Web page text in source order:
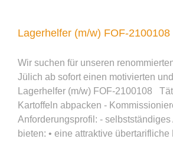
Lagerhelfer (m/w) FOF-2100108
Wir suchen für unseren
Jülich ab sofort einen motivierten
Lagerhelfer (m/w) FOF-2100108
Kartoffeln abpacken -
Anforderungsprofil: -
bieten: • eine attraktive übertarifliche